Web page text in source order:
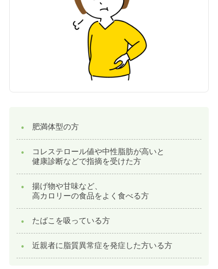
肥満体型の方
コレステロール値や中性脂肪が高いと
健康診断などで指摘を受けた方
揚げ物や甘味など、
高カロリーの食品をよく食べる方
たばこを吸っている方
近親者に脂質異常症を発症した方いる方